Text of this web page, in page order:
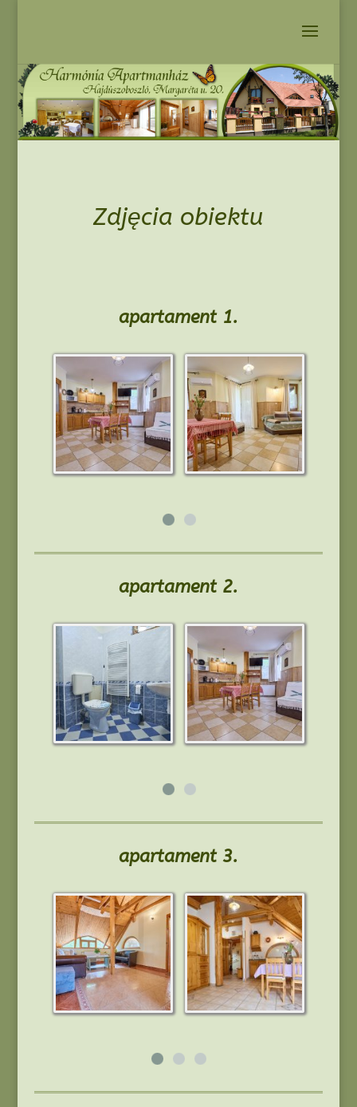
Zdjęcia obiektu
apartament 1.
apartament 2.
apartament 3.